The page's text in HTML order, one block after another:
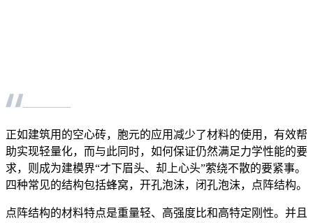
正如建筑用的空心砖，胞元的应用减少了材料的使用，有效帮
助实现轻量化，而与此同时，如何保证仍然满足力学性能的要
求，则成为建模界“才下眉头、却上心头”萦绕不散的要紧事。
四种常见的结构包括蜂窝，开孔泡沫，闭孔泡沫，点阵结构。
点阵结构的材料特点是重量轻、高强度比和高特定刚性。并且